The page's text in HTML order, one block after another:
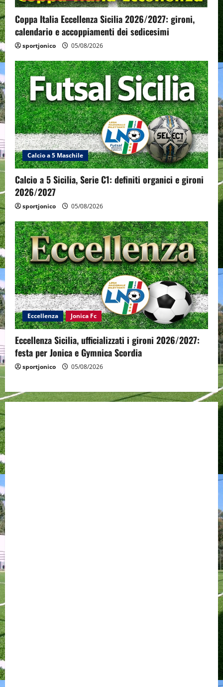
Coppa Italia Eccellenza Sicilia 2026/2027: gironi,
calendario e accoppiamenti dei sedicesimi
sportjonico 05/08/2026
Calcio a 5 Maschile
Calcio a 5 Sicilia, Serie C1: definiti organici e gironi
2026/2027
sportjonico 05/08/2026
Eccellenza Jonica Fc
Eccellenza Sicilia, ufficializzati i gironi 2026/2027:
festa per Jonica e Gymnica Scordia
sportjonico 05/08/2026